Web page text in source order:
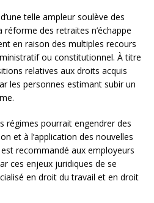
telle ampleur soulève des
des retraites n’échappe
en raison des multiples recours
ou constitutionnel. À titre
relatives aux droits acquis
les personnes estimant subir un
régimes pourrait engendrer des
et à l’application des nouvelles
recommandé aux employeurs
ces enjeux juridiques de se
en droit du travail et en droit